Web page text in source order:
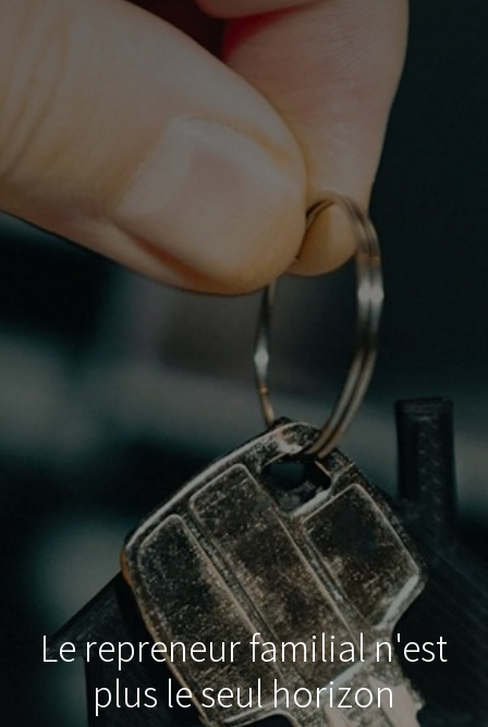
Le repreneur familial n'est
plus le seul horizon